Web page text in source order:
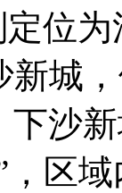
定位
新城
下沙
，区